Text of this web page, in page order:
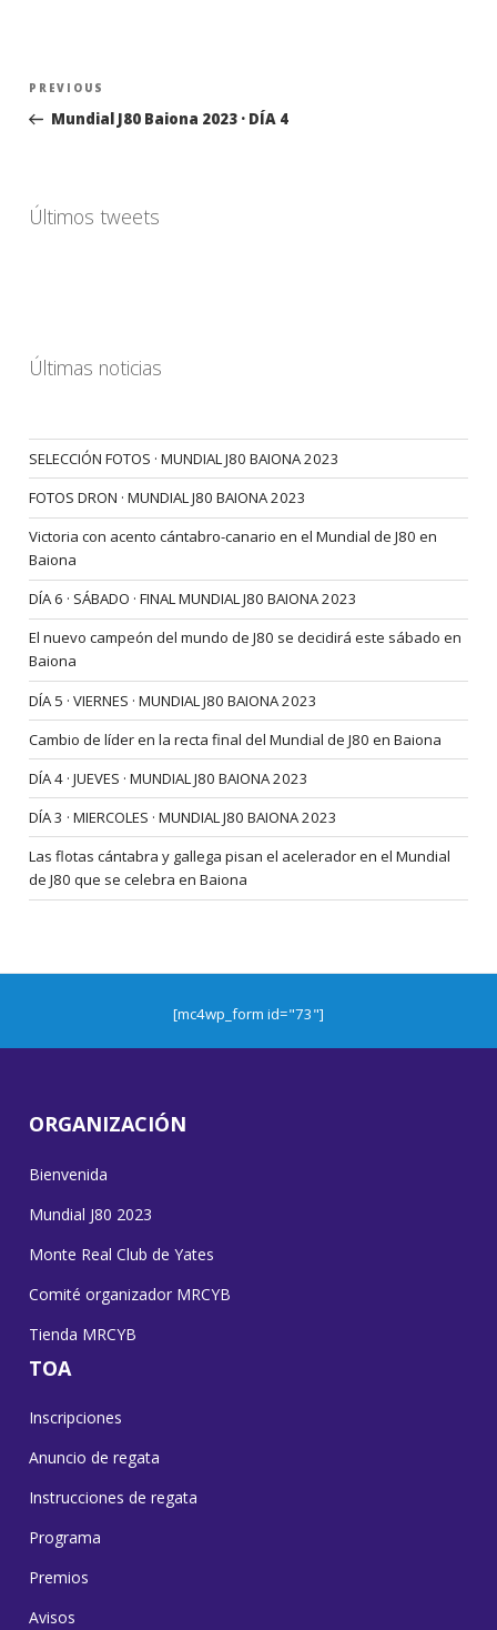
Navegación
entradas
Previous
Post
PREVIOUS
Mundial J80 Baiona 2023 · DÍA 4
Últimos tweets
Últimas noticias
SELECCIÓN FOTOS · MUNDIAL J80 BAIONA 2023
FOTOS DRON · MUNDIAL J80 BAIONA 2023
Victoria con acento cántabro-canario en el Mundial de J80 en
Baiona
DÍA 6 · SÁBADO · FINAL MUNDIAL J80 BAIONA 2023
El nuevo campeón del mundo de J80 se decidirá este sábado en
Baiona
DÍA 5 · VIERNES · MUNDIAL J80 BAIONA 2023
Cambio de líder en la recta final del Mundial de J80 en Baiona
DÍA 4 · JUEVES · MUNDIAL J80 BAIONA 2023
DÍA 3 · MIERCOLES · MUNDIAL J80 BAIONA 2023
Las flotas cántabra y gallega pisan el acelerador en el Mundial
de J80 que se celebra en Baiona
[mc4wp_form id="73"]
ORGANIZACIÓN
Bienvenida
Mundial J80 2023
Monte Real Club de Yates
Comité organizador MRCYB
Tienda MRCYB
TOA
Inscripciones
Anuncio de regata
Instrucciones de regata
Programa
Premios
Avisos